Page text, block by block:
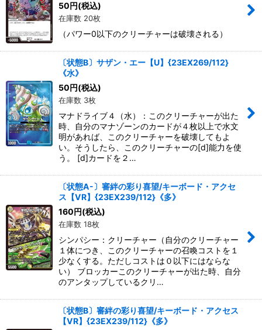
50 円(税込)
在庫数 20枚
（パワー0以下のクリーチャーは破壊される）
〔状態B〕サザン・エー【U】{23EX269/112}
《水》
50 円(税込)
在庫数 3枚
マナドライブ４（水）：このクリーチャーが出た
時、自分のマナゾーンのカードが４枚以上で水文
明があれば、このクリーチャーを破壊してもよ
い。そうしたら、このクリーチャーの[d]能力を使
う。 [d]カードを２…
〔状態A-〕審絆の彩り喜望/キーボード・アクセ
ス【VR】{23EX239/112}《多》
160 円(税込)
在庫数 18枚
シンパシー：クリーチャー（自分のクリーチャー
１体につき、このクリーチャーの召喚コストを１
少なくする。ただしコストは０以下にはならな
い） ブロッカーこのクリーチャーが出た時、自分
のアンタップしているクリ…
〔状態B〕審絆の彩り喜望/キーボード・アクセス
【VR】{23EX239/112}《多》